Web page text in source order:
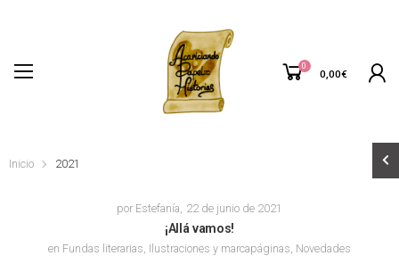
0
0,00€
Inicio 2021
por Estefanía, 22 de junio de 2021
¡Allá vamos!
en Fundas literarias, Ilustraciones y marcapáginas, Novedades